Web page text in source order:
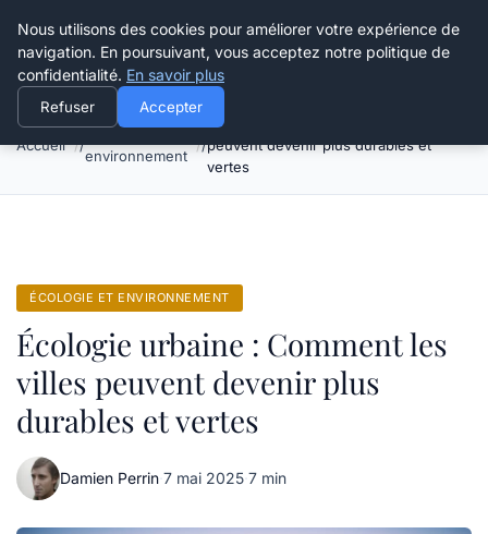
Happy Calyx Farmer
Accueil
environnement
Écologie urbaine : Comment les villes
peuvent devenir plus durables et
vertes
ÉCOLOGIE ET ENVIRONNEMENT
Écologie urbaine : Comment les
villes peuvent devenir plus
durables et vertes
Damien Perrin·7 mai 2025·7 min
Nous utilisons des cookies pour améliorer votre expérience de
navigation. En poursuivant, vous acceptez notre politique de
confidentialité. En savoir plus
Refuser Accepter